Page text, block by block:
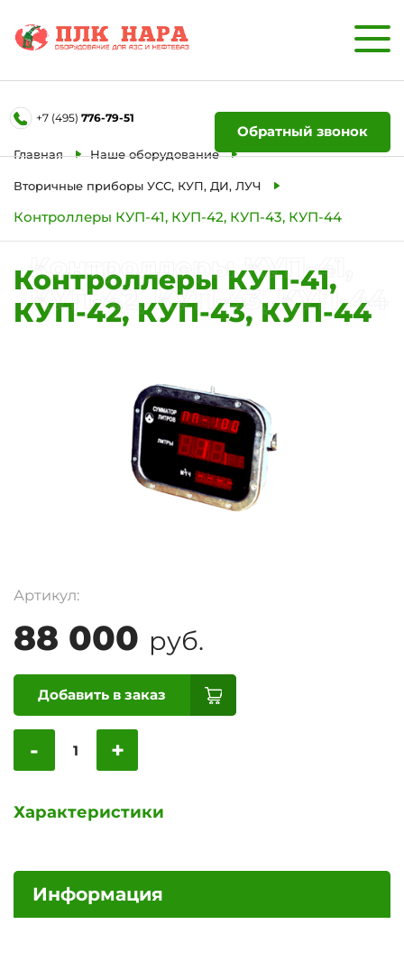
+7 (495) 776-79-51
Обратный звонок
Главная Наше оборудование
Вторичные приборы УСС, КУП, ДИ, ЛУЧ
Контроллеры КУП-41, КУП-42, КУП-43, КУП-44
Контроллеры КУП-41,
КУП-42, КУП-43, КУП-44
Контроллеры КУП-41,
КУП-42, КУП-43, КУП-44
Артикул:
88 000 руб.
Добавить в заказ
- +
Характеристики
Информация
Форма обратной связи
Ваше имя
Телефон